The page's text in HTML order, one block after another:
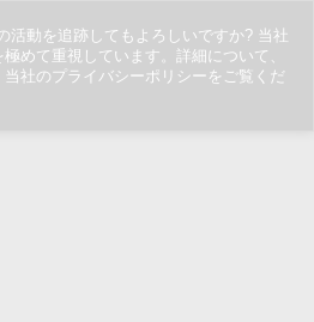
活動を追跡してもよろしいですか? 当社
めて重視しています。詳細について、
社のプライバシーポリシーをご覧くだ